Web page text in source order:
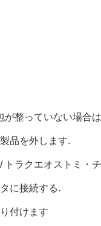
整っていない場合
品を外します.
ラクエオストミ・
に接続する.
付けます